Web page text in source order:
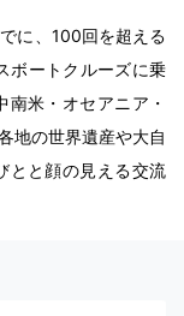
に、100回を超える
ボートクルーズに乗
米・オセアニア・
地の世界遺産や大自
とと顔の見える交流